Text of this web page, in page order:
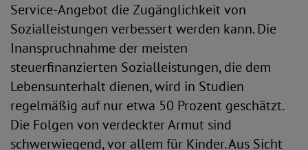
Service-Angebot die Zugänglichkeit von
Sozialleistungen verbessert werden kann. Die
Inanspruchnahme der meisten
steuerfinanzierten Sozialleistungen, die dem
Lebensunterhalt dienen, wird in Studien
regelmäßig auf nur etwa 50 Prozent geschätzt.
Die Folgen von verdeckter Armut sind
schwerwiegend, vor allem für Kinder. Aus Sicht